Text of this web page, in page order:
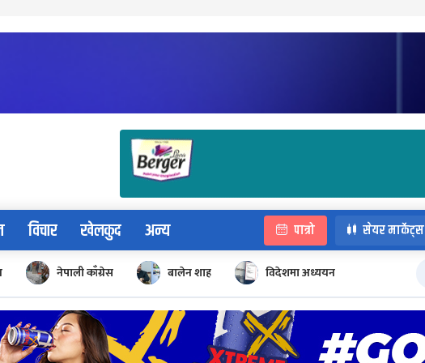
विचार खेलकुद अन्य पात्रो सेयर मार्केट्स
नेपाली काँग्रेस बालेन शाह विदेशमा अध्ययन